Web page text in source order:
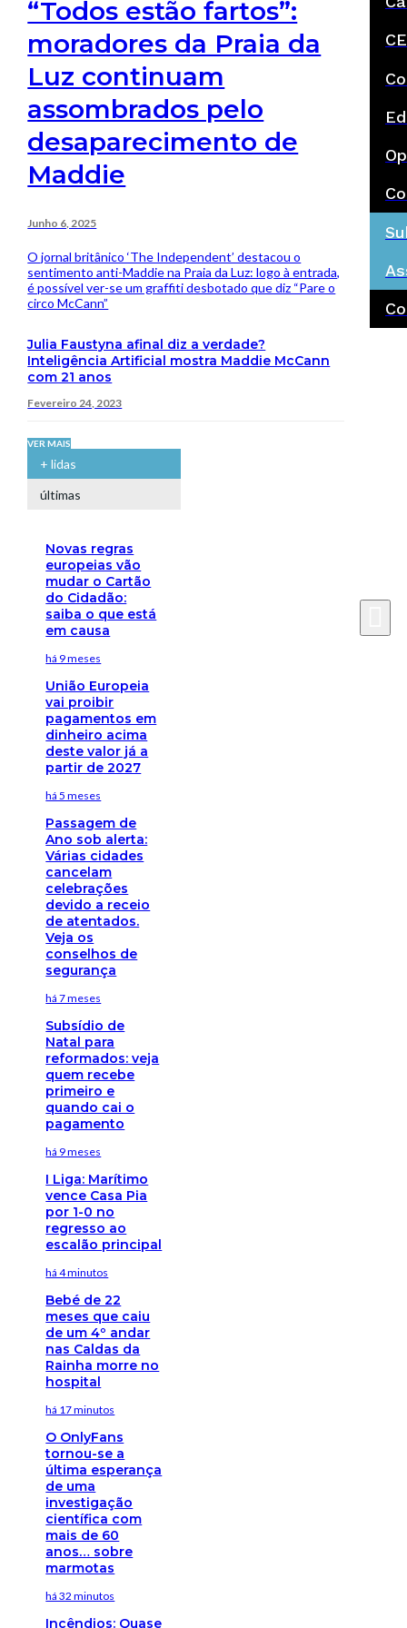
“Todos estão fartos”:
moradores da Praia da
Luz continuam
assombrados pelo
desaparecimento de
Maddie
Junho 6, 2025
O jornal britânico ‘The Independent’ destacou o
sentimento anti-Maddie na Praia da Luz: logo à entrada,
é possível ver-se um graffiti desbotado que diz “Pare o
circo McCann”
Julia Faustyna afinal diz a verdade?
Inteligência Artificial mostra Maddie McCann
com 21 anos
Fevereiro 24, 2023
VER MAIS
+ lidas
últimas
Novas regras
europeias vão
mudar o Cartão
do Cidadão:
saiba o que está
em causa
há 9 meses
União Europeia
vai proibir
pagamentos em
dinheiro acima
deste valor já a
partir de 2027
há 5 meses
Passagem de
Ano sob alerta:
Várias cidades
cancelam
celebrações
devido a receio
de atentados.
Veja os
conselhos de
segurança
há 7 meses
Subsídio de
Natal para
reformados: veja
quem recebe
primeiro e
quando cai o
pagamento
há 9 meses
I Liga: Marítimo
vence Casa Pia
por 1-0 no
regresso ao
escalão principal
há 4 minutos
Bebé de 22
meses que caiu
de um 4º andar
nas Caldas da
Rainha morre no
hospital
há 17 minutos
O OnlyFans
tornou-se a
última esperança
de uma
investigação
científica com
mais de 60
anos… sobre
marmotas
há 32 minutos
Incêndios: Quase